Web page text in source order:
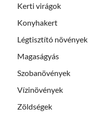
Kerti virágok
Konyhakert
Légtisztító növények
Magaságyás
Szobanövények
Vízinövények
Zöldségek